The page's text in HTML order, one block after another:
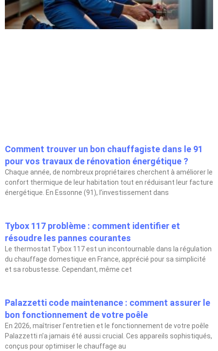
Comment trouver un bon chauffagiste dans le 91
pour vos travaux de rénovation énergétique ?
Chaque année, de nombreux propriétaires cherchent à améliorer le
confort thermique de leur habitation tout en réduisant leur facture
énergétique. En Essonne (91), l’investissement dans
Tybox 117 problème : comment identifier et
résoudre les pannes courantes
Le thermostat Tybox 117 est un incontournable dans la régulation
du chauffage domestique en France, apprécié pour sa simplicité
et sa robustesse. Cependant, même cet
Palazzetti code maintenance : comment assurer le
bon fonctionnement de votre poêle
En 2026, maîtriser l’entretien et le fonctionnement de votre poêle
Palazzetti n’a jamais été aussi crucial. Ces appareils sophistiqués,
conçus pour optimiser le chauffage au